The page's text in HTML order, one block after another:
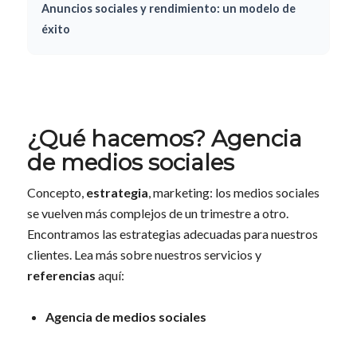
Anuncios sociales y rendimiento: un modelo de
éxito
¿Qué hacemos? Agencia
de medios sociales
Concepto, estrategia , marketing: los medios sociales
se vuelven más complejos de un trimestre a otro.
Encontramos las estrategias adecuadas para nuestros
clientes. Lea más sobre nuestros servicios y
referencias aquí:
Agencia de medios sociales